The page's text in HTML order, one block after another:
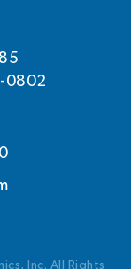
0802
Inc. All Rights